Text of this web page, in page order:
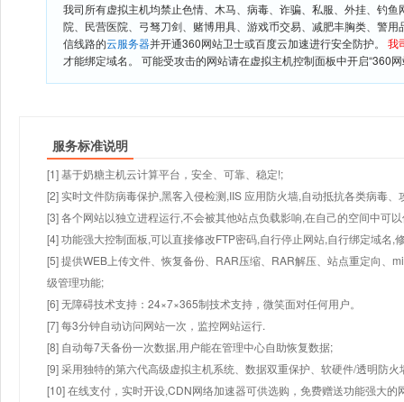
我司所有虚拟主机均禁止色情、木马、病毒、诈骗、私服、外挂、钓
院、民营医院、弓驽刀剑、赌博用具、游戏币交易、减肥丰胸类、警
信线路的云服务器并开通360网站卫士或百度云加速进行安全防护。 我
才能绑定域名。 可能受攻击的网站请在虚拟主机控制面板中开启“360
服务标准说明
[1] 基于奶糖主机云计算平台，安全、可靠、稳定!;
[2] 实时文件防病毒保护,黑客入侵检测,IIS 应用防火墙,自动抵抗各类病毒、
[3] 各个网站以独立进程运行,不会被其他站点负载影响,在自己的空间中可
[4] 功能强大控制面板,可以直接修改FTP密码,自行停止网站,自行绑定域名,
[5] 提供WEB上传文件、恢复备份、RAR压缩、RAR解压、站点重定向、
级管理功能;
[6] 无障碍技术支持：24×7×365制技术支持，微笑面对任何用户。
[7] 每3分钟自动访问网站一次，监控网站运行.
[8] 自动每7天备份一次数据,用户能在管理中心自助恢复数据;
[9] 采用独特的第六代高级虚拟主机系统、数据双重保护、软硬件/透明防火
[10] 在线支付，实时开设,CDN网络加速器可供选购，免费赠送功能强大